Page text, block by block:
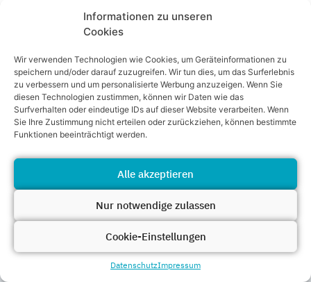
Informationen zu unseren
Cookies
Wir verwenden Technologien wie Cookies, um Geräteinformationen zu
speichern und/oder darauf zuzugreifen. Wir tun dies, um das Surferlebnis
zu verbessern und um personalisierte Werbung anzuzeigen. Wenn Sie
diesen Technologien zustimmen, können wir Daten wie das
Surfverhalten oder eindeutige IDs auf dieser Website verarbeiten. Wenn
Sie Ihre Zustimmung nicht erteilen oder zurückziehen, können bestimmte
Funktionen beeinträchtigt werden.
Alle akzeptieren
Nur notwendige zulassen
Cookie-Einstellungen
DatenschutzImpressum
Mehr Erfahren zu den Leistungen für
Ihr Unternehmen
Sie möchten mehr über die Recruiting-